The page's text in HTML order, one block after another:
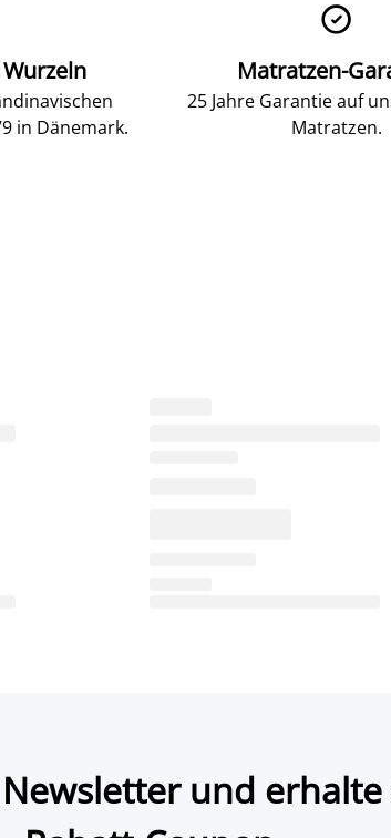
in Dänemark.

Matratzen-
25 Jahre Garantie auf
Matratzen.
und erhalte